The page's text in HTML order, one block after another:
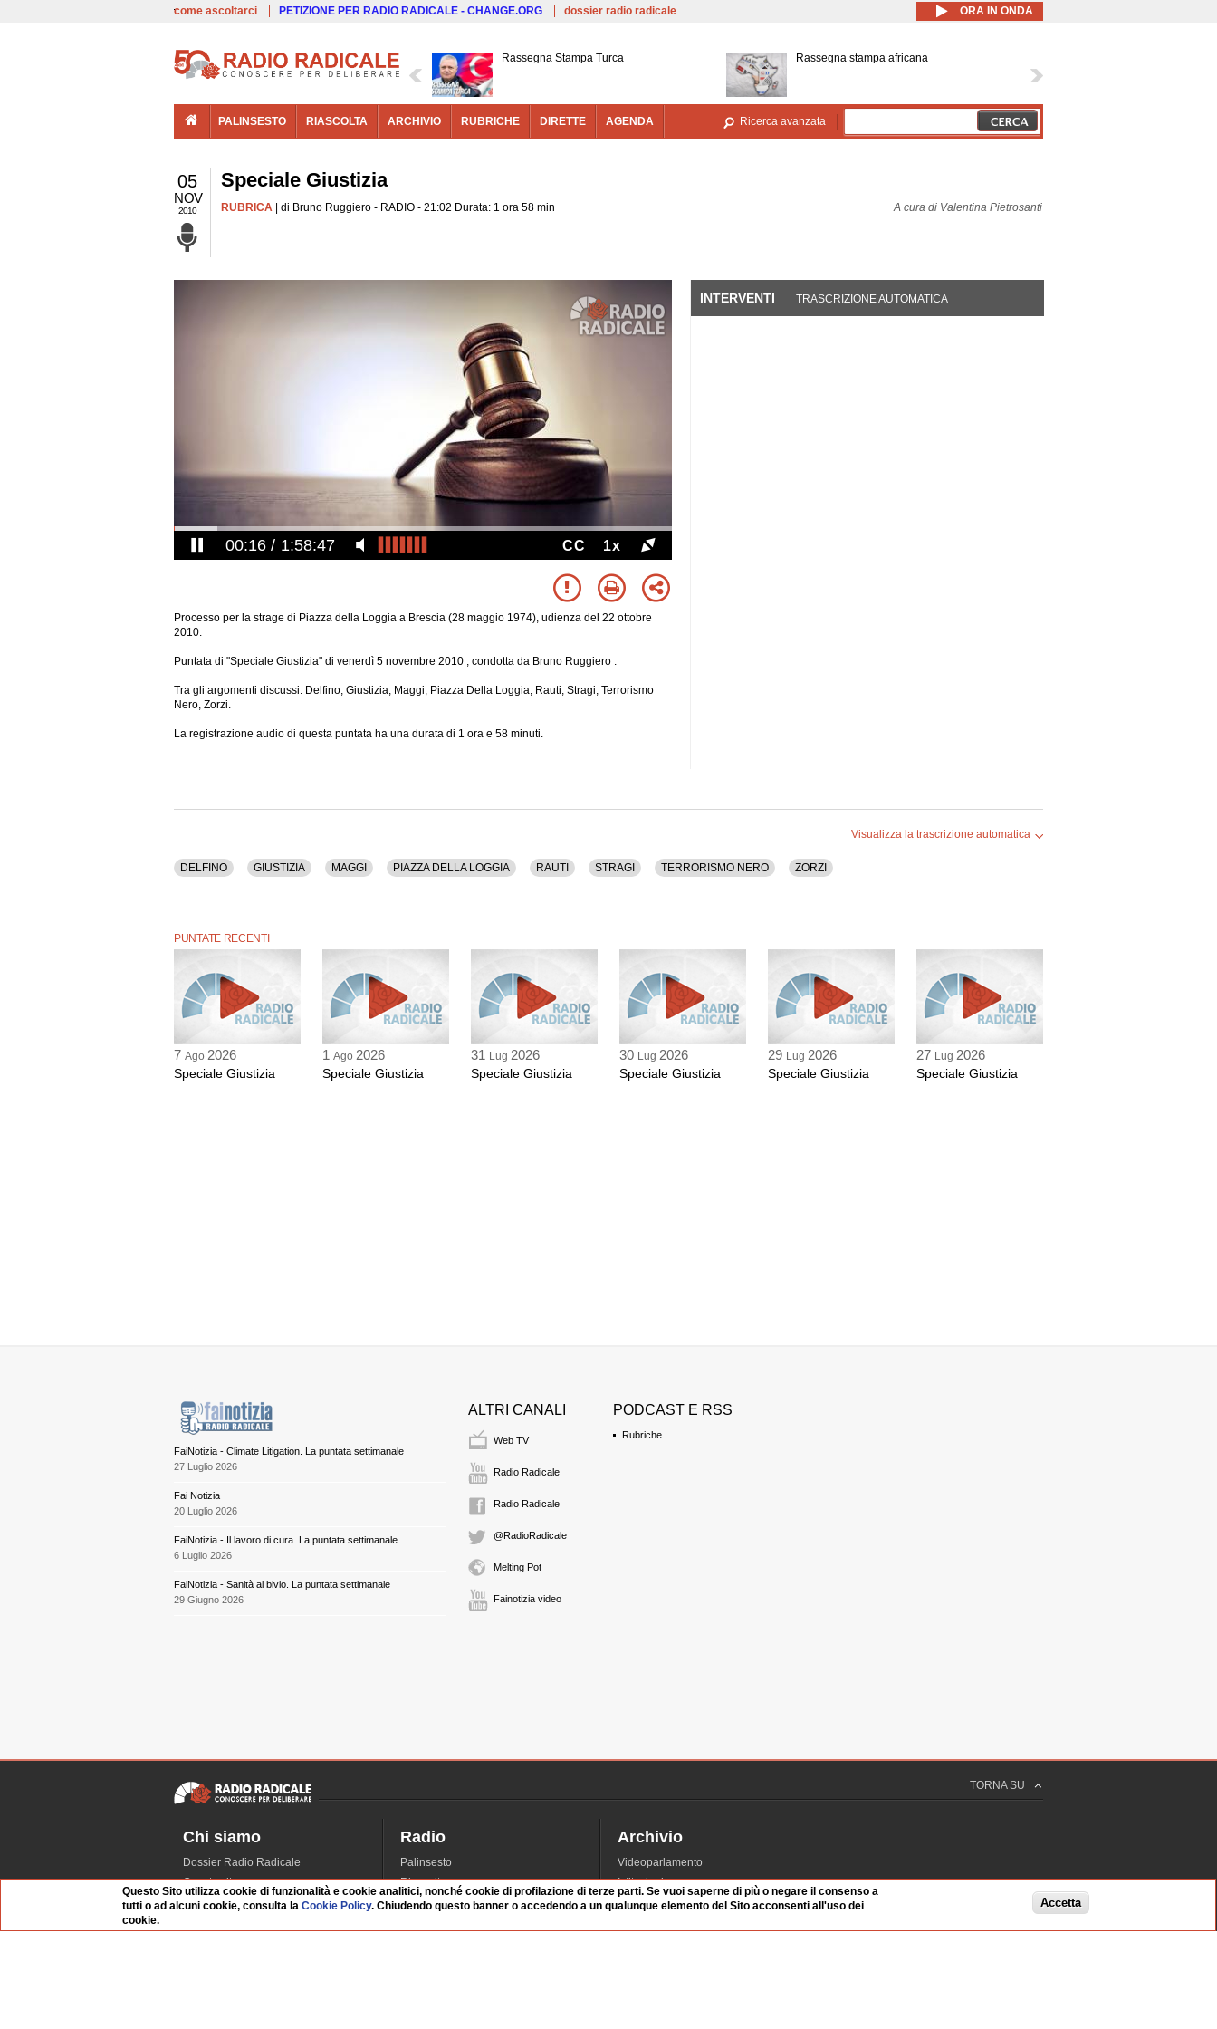
Salta al contenuto principale
come ascoltarci PETIZIONE PER RADIO RADICALE - CHANGE.ORG dossier radio radicale ORA IN ONDA
Rassegna Stampa Turca Rassegna stampa africana
PALINSESTO RIASCOLTA ARCHIVIO RUBRICHE DIRETTE AGENDA Ricerca avanzata
05
NOV
2010
Speciale Giustizia
RUBRICA | di Bruno Ruggiero - RADIO - 21:02 Durata: 1 ora 58 min A cura di Valentina Pietrosanti
00:17 1:58:47 CC 1x
Processo per la strage di Piazza della Loggia a Brescia (28 maggio 1974), udienza del 22 ottobre
2010.
Puntata di "Speciale Giustizia" di venerdì 5 novembre 2010 , condotta da Bruno Ruggiero .
Tra gli argomenti discussi: Delfino, Giustizia, Maggi, Piazza Della Loggia, Rauti, Stragi, Terrorismo
Nero, Zorzi.
La registrazione audio di questa puntata ha una durata di 1 ora e 58 minuti.
INTERVENTI (SCHEDA ATTIVA)
TRASCRIZIONE AUTOMATICA
Visualizza la trascrizione automatica
DELFINO GIUSTIZIA MAGGI PIAZZA DELLA LOGGIA RAUTI STRAGI TERRORISMO NERO ZORZI
PUNTATE RECENTI
7 Ago 2026
Speciale Giustizia
1 Ago 2026
Speciale Giustizia
31 Lug 2026
Speciale Giustizia
30 Lug 2026
Speciale Giustizia
29 Lug 2026
Speciale Giustizia
27 Lug 2026
Speciale Giustizia
FaiNotizia - Climate Litigation. La puntata settimanale
27 Luglio 2026
Fai Notizia
20 Luglio 2026
FaiNotizia - Il lavoro di cura. La puntata settimanale
6 Luglio 2026
FaiNotizia - Sanità al bivio. La puntata settimanale
29 Giugno 2026
ALTRI CANALI
Web TV
Radio Radicale
Radio Radicale
@RadioRadicale
Melting Pot
Fainotizia video
PODCAST E RSS
Rubriche
TORNA SU
Chi siamo
Dossier Radio Radicale
Questo sito
L'Archivio
Radio
Palinsesto
Riascolta
Dirette
Archivio
Videoparlamento
Istituzioni
Dibattiti
Questo Sito utilizza cookie di funzionalità e cookie analitici, nonché cookie di profilazione di terze parti. Se vuoi saperne di più o negare il consenso a
tutti o ad alcuni cookie, consulta laCookie Policy. Chiudendo questo banner o accedendo a un qualunque elemento del Sito acconsenti all'uso dei
cookie.
Accetta